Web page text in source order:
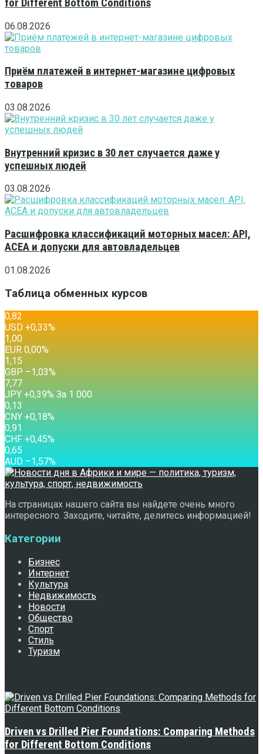
for Different Bottom Conditions
06.08.2026
Приём платежей в интернет-магазине цифровых
товаров
03.08.2026
Внутренний кризис в 30 лет случается даже у
успешных людей
03.08.2026
Расшифровка классификаций моторных масел: API,
ACEA и допуски для автовладельцев
01.08.2026
Таблица обменных курсов
0,82
USD +0,33%
1,00
EUR 0,00%
1,15
GBP –1,03%
7,77
JPY +0,39% За 1 000
0,13
CNY +0,18%
0,91
CHF +0,45%
0,65
AUD –1,57%
На страницах нашего сайта вы найдете очень много
интересного. Заходите, читайте, делитесь информацией!
Категории
Бизнес
Интернет
Культура
Недвижимость
Новости
Общество
Спорт
Стиль
Туризм
Driven vs Drilled Pier Foundations: Comparing Methods
for Different Bottom Conditions